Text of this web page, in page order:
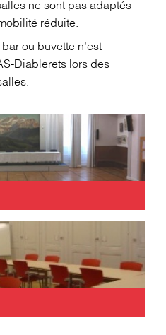
ne sont pas adaptés
réduite.
ou buvette n’est
Diablerets lors des